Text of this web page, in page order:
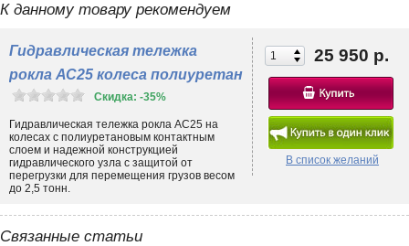
К данному товару рекомендуем
25 950 р.
В список желаний
Гидравлическая тележка
рокла АС25 колеса полиуретан
Скидка: -35%
Гидравлическая тележка рокла АС25 на
колесах с полиуретановым контактным
слоем и надежной конструкцией
гидравлического узла с защитой от
перегрузки для перемещения грузов весом
до 2,5 тонн.
Связанные статьи